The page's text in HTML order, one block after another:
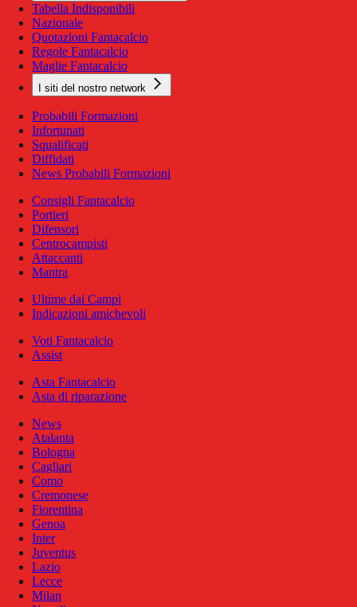
Tabella Indisponibili
Nazionale
Quotazioni Fantacalcio
Regole Fantacalcio
Maglie Fantacalcio
I siti del nostro network
Probabili Formazioni
Infortunati
Squalificati
Diffidati
News Probabili Formazioni
Consigli Fantacalcio
Portieri
Difensori
Centrocampisti
Attaccanti
Mantra
Ultime dai Campi
Indicazioni amichevoli
Voti Fantacalcio
Assist
Asta Fantacalcio
Asta di riparazione
News
Atalanta
Bologna
Cagliari
Como
Cremonese
Fiorentina
Genoa
Inter
Juventus
Lazio
Lecce
Milan